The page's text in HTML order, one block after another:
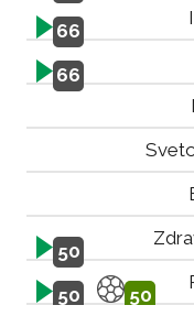
66
66
50
50 50